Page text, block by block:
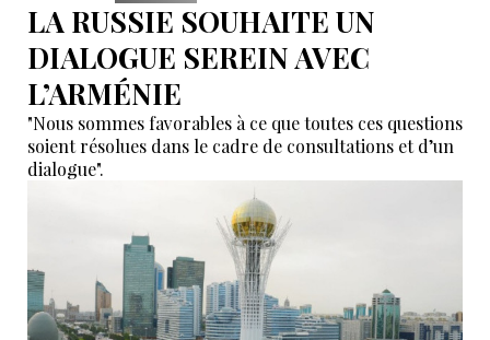
LA RUSSIE SOUHAITE UN
DIALOGUE SEREIN AVEC
L’ARMÉNIE
"Nous sommes favorables à ce que toutes ces questions
soient résolues dans le cadre de consultations et d’un
dialogue".